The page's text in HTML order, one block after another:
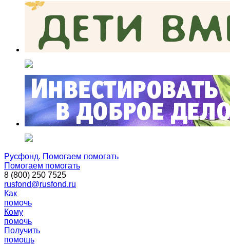
Русфонд. Помогаем помогать
Помогаем помогать
8 (800) 250 7525
rusfond@rusfond.ru
Как
помочь
Кому
помочь
Получить
помощь